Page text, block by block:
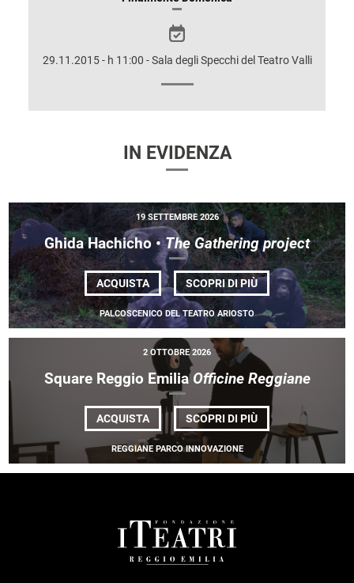
29.11.2015 - h 11:00 - Sala degli Specchi del Teatro Valli
IN EVIDENZA
19 SETTEMBRE 2026
Ghida Hachicho •The Gathering project
ACQUISTA SCOPRI DI PIÙDI
GHIDA HACHICHO
<EM>THE
GATHERING
PROJECT</EM>
PALCOSCENICO DEL TEATRO ARIOSTO
2 OTTOBRE 2026
Square Reggio EmiliaOfficine Reggiane
ACQUISTA SCOPRI DI PIÙDI
SQUARE
REGGIO
EMILIA
<EM>OFFICINE
REGGIANE</EM>
REGGIANE PARCO INNOVAZIONE